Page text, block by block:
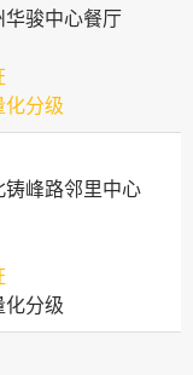
骏中心餐厅
化分级
峰路邻里中心
化分级